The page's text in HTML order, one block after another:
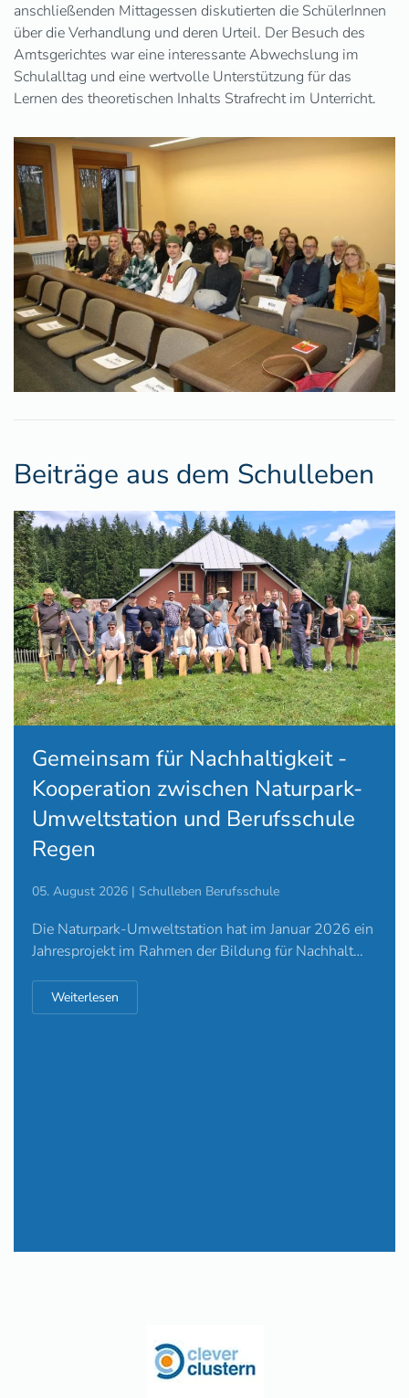
anschließenden Mittagessen diskutierten die SchülerInnen
über die Verhandlung und deren Urteil. Der Besuch des
Amtsgerichtes war eine interessante Abwechslung im
Schulalltag und eine wertvolle Unterstützung für das
Lernen des theoretischen Inhalts Strafrecht im Unterricht.
Beiträge aus dem Schulleben
Gemeinsam für Nachhaltigkeit -
Kooperation zwischen Naturpark-
Umweltstation und Berufsschule
Regen
05. August 2026 | Schulleben Berufsschule
Die Naturpark-Umweltstation hat im Januar 2026 ein
Jahresprojekt im Rahmen der Bildung für Nachhalt…
Weiterlesen